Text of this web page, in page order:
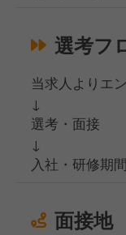
選考フ
当求人よりエ
↓
選考・面接
↓
入社・研修期間
面接地